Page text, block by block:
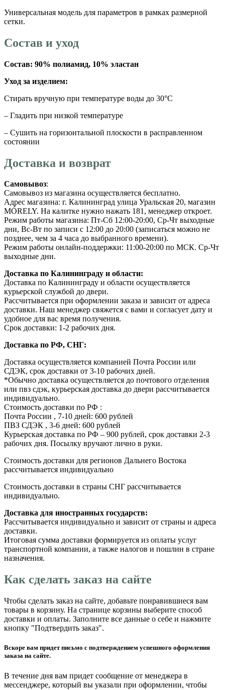
Универсальная модель для параметров в рамках размерной
сетки.
Состав и уход
Состав: 90% полиамид, 10% эластан
Уход за изделием:
Стирать вручную при температуре воды до 30°C
– Гладить при низкой температуре
– Сушить на горизонтальной плоскости в расправленном
состоянии
Доставка и возврат
Самовывоз:
Самовывоз из магазина осуществляется бесплатно.
Адрес магазина: г. Калининград улица Уральская 20, магазин
MÓRELY. На калитке нужно нажать 181, менеджер откроет.
Режим работы магазина: Пт-Сб 12:00-20:00, Ср-Чт выходные
дни, Вс-Вт по записи с 12:00 до 20:00 (записаться можно не
позднее, чем за 4 часа до выбранного времени).
Режим работы онлайн-поддержки: 11:00-20:00 по МСК. Ср-Чт
выходные дни.
Доставка по Калининграду и области:
Доставка по Калининграду и области осуществляется
курьерской службой до двери.
Рассчитывается при оформлении заказа и зависит от адреса
доставки. Наш менеджер свяжется с вами и согласует дату и
удобное для вас время получения.
Срок доставки: 1-2 рабочих дня.
Доставка по РФ, СНГ:
Доставка осуществляется компанией Почта России или
СДЭК, срок доставки от 3-10 рабочих дней.
*Обычно доставка осуществляется до почтового отделения
или пвз сдэк, курьерская доставка до двери рассчитывается
индивидуально.
Стоимость доставки по РФ :
Почта России , 7-10 дней: 600 рублей
ПВЗ СДЭК , 3-6 дней: 600 рублей
Курьерская доставка по РФ – 900 рублей, срок доставки 2-3
рабочих дня. Посылку вручают лично в руки.
Стоимость доставки для регионов Дальнего Востока
рассчитывается индивидуально
Стоимость доставки в страны СНГ рассчитывается
индивидуально.
Доставка для иностранных государств:
Рассчитывается индивидуально и зависит от страны и адреса
доставки.
Итоговая сумма доставки формируется из оплаты услуг
транспортной компании, а также налогов и пошлин в стране
назначения.
Как сделать заказ на сайте
Чтобы сделать заказ на сайте, добавьте понравившиеся вам
товары в корзину. На странице корзины выберите способ
доставки и оплаты. Заполните все данные о себе и нажмите
кнопку "Подтвердить заказ".
Вскоре вам придет письмо с подтверждением успешного оформления
заказа на сайте.
В течение дня вам придет сообщение от менеджера в
мессенджере, который вы указали при оформлении, чтобы